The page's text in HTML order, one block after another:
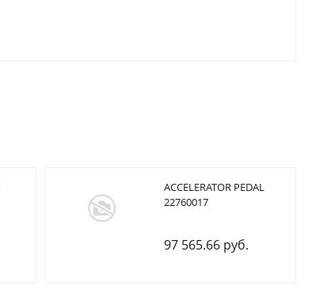
ACCELERATOR PEDAL
22760017
97 565.66 руб.